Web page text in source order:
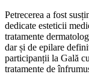
Petrecerea a fost
dedicate esteticii
tratamente
dar și de epilare
participanții la Gală
tratamente de